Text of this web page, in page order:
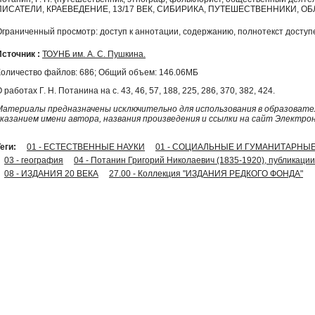
КРАЕВЕДЕНИЕ, 13/17 ВЕК, СИБИРИКА, ПУТЕШЕСТВЕННИКИ,
просмотр: доступ к аннотации, содержанию, полнотекст
: ТОУНБ им. А. С. Пушкина.
файлов: 686; Общий объем: 146.06МБ
работах Г. Н. Потанина на с. 43, 46, 57, 188, 225, 286, 370, 382, 424.
предназначены исключительно для использования в
имени автора, названия произведения и ссылки на сайт
01 - ЕСТЕСТВЕННЫЕ НАУКИ
01 - СОЦИАЛЬНЫЕ И
03 - география
04 - Потанин Григорий Николаевич (1835-1920),
08 - ИЗДАНИЯ 20 ВЕКА
27.00 - Коллекция "ИЗДАНИЯ РЕДКОГО ФОНДА"